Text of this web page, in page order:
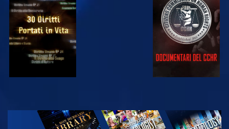
GUARDA GUARDA
GUARDA
ESPLORA LE
SERIE